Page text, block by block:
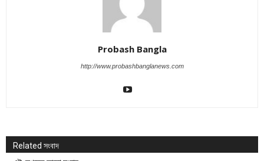
Probash Bangla
http://www.probashbanglanews.com
Related সংবাদ